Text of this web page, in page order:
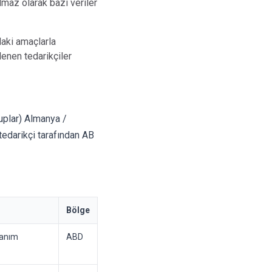
olarak bazı veriler
amaçlarla
tedarikçiler
Almanya /
tarafından AB
Bölge
ABD